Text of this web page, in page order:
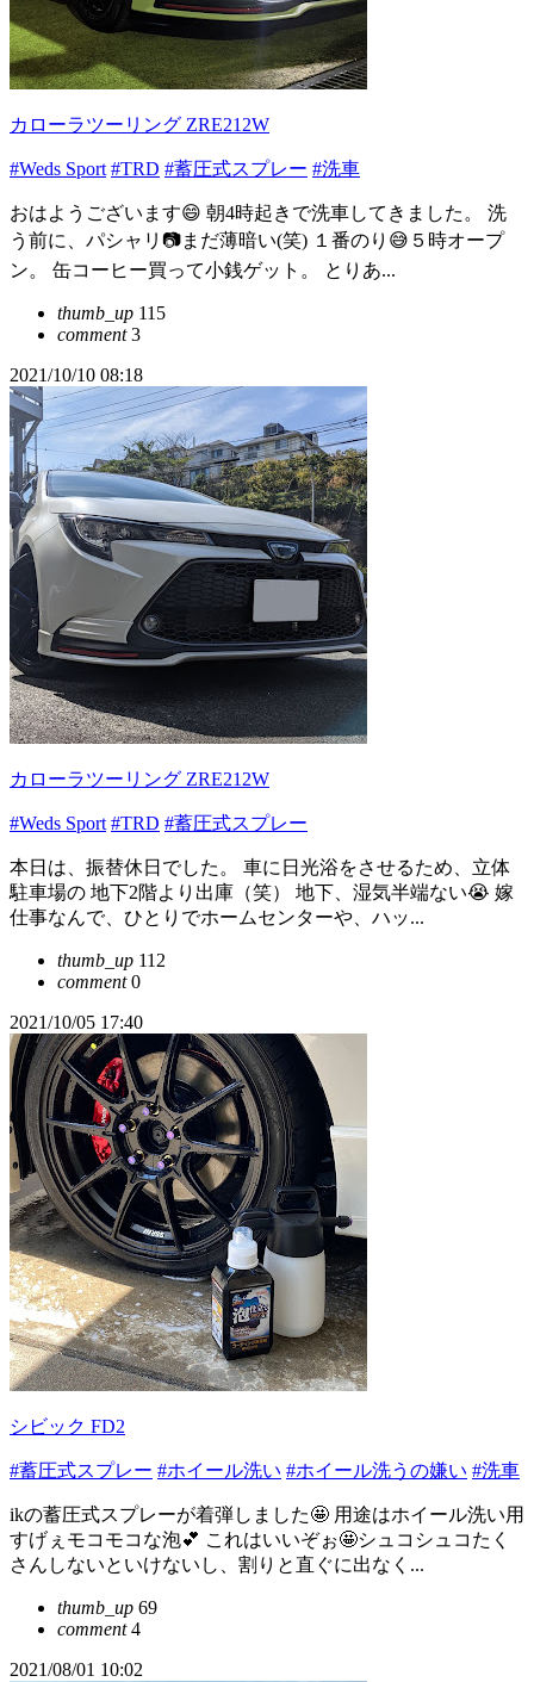
カローラツーリング ZRE212W
#Weds Sport #TRD #蓄圧式スプレー #洗車
おはようございます😄 朝4時起きで洗車してきました。 洗
う前に、パシャリ📷まだ薄暗い(笑) １番のり😅５時オープ
ン。 缶コーヒー買って小銭ゲット。 とりあ...
thumb_up 115
comment3
2021/10/10 08:18
カローラツーリング ZRE212W
#Weds Sport #TRD #蓄圧式スプレー
本日は、振替休日でした。 車に日光浴をさせるため、立体
駐車場の 地下2階より出庫（笑） 地下、湿気半端ない😭 嫁
仕事なんで、ひとりでホームセンターや、ハッ...
thumb_up 112
comment0
2021/10/05 17:40
シビック FD2
#蓄圧式スプレー #ホイール洗い #ホイール洗うの嫌い #洗車
ikの蓄圧式スプレーが着弾しました🤩 用途はホイール洗い用
すげぇモコモコな泡💕 これはいいぞぉ🤩シュコシュコたく
さんしないといけないし、割りと直ぐに出なく...
thumb_up 69
comment4
2021/08/01 10:02